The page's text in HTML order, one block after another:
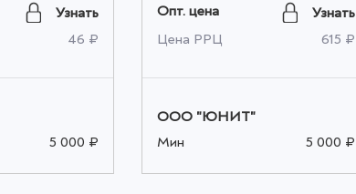
Узнать
46 ₽
5 000 ₽
Опт. цена
Узнать
Цена РРЦ
615 ₽
ООО "ЮНИТ"
Мин
5 000 ₽